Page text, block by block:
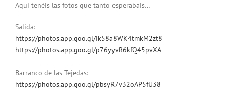
Aquí tenéis las fotos que tanto esperabais…
Salida:
https://photos.app.goo.gl/ik58a8WK4tmkM2zt8
https://photos.app.goo.gl/p76yyvR6kfQ45pvXA
Barranco de las Tejedas:
https://photos.app.goo.gl/pbsyR7v32oAP5fU38